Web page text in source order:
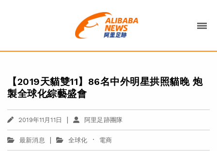
【2019天貓雙11】86名中外明星拱照貓晚 炮
製全球化綜藝盛會
2019年11月11日 | 阿里足跡團隊
最新消息 | 全球化 · 電商